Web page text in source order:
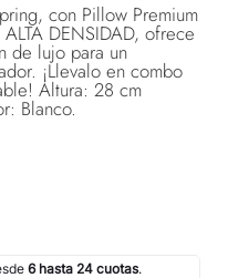
con Pillow Premium
DENSIDAD, ofrece
de lujo para un
¡Llevalo en combo
Altura: 28 cm
Blanco.